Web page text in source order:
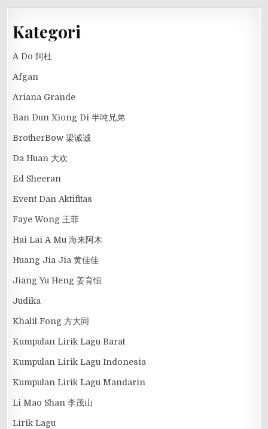
Kategori
A Do 阿杜
Afgan
Ariana Grande
Ban Dun Xiong Di 半吨兄弟
BrotherBow 梁诚诚
Da Huan 大欢
Ed Sheeran
Event Dan Aktifitas
Faye Wong 王菲
Hai Lai A Mu 海来阿木
Huang Jia Jia 黄佳佳
Jiang Yu Heng 姜育恒
Judika
Khalil Fong 方大同
Kumpulan Lirik Lagu Barat
Kumpulan Lirik Lagu Indonesia
Kumpulan Lirik Lagu Mandarin
Li Mao Shan 李茂山
Lirik Lagu